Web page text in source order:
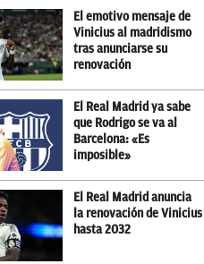
El emotivo mensaje de
Vinicius al madridismo
tras anunciarse su
renovación
El Real Madrid ya sabe
que Rodrigo se va al
Barcelona: «Es
imposible»
El Real Madrid anuncia
la renovación de Vinicius
hasta 2032